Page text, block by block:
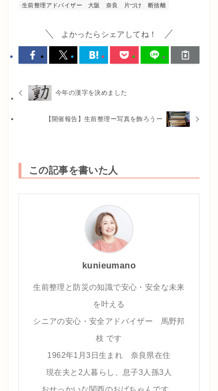
生前整理アドバイザー
大阪 奈良 片づけ 断捨離
よかったらシェアしてね！
今年の漢字を決めました
【開催報告】生前整理ー写真を飾ろうー
この記事を書いた人
kunieumano
生前整理と防災の知識で安心・安全な未来
を叶える
シニアの安心・安全アドバイザー 馬野邦
枝 です
1962年1月3日生まれ 奈良県在住
現在夫と2人暮らし、息子3人孫3人
おせっかいな関西のおばちゃんです。